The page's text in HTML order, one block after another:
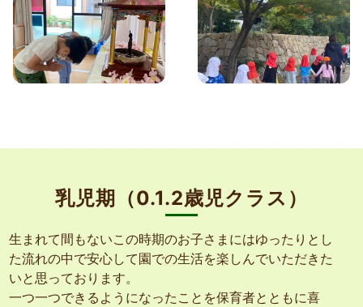
乳児期（0.1.2歳児クラス）
生まれて間もないこの時期のお子さまにはゆったりとし
た流れの中で安心して園での生活を楽しんでいただきた
いと思っております。
一つ一つできるようになったことを保育者とともに喜